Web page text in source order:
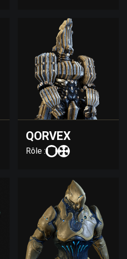
QORVEX
Rôle :